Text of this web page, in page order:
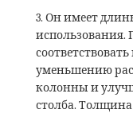
3. Он имеет
уменьшению
колонны и
столба.